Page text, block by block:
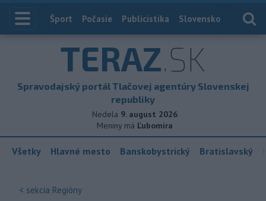
Index
Šport Počasie Publicistika Slovensko
TERAZ.SK
Spravodajský portál Tlačovej agentúry Slovenskej
republiky
Nedela 9. august 2026
Meniny má Ľubomíra
Všetky Hlavné mesto Banskobystrický Bratislavský
< sekcia Regióny